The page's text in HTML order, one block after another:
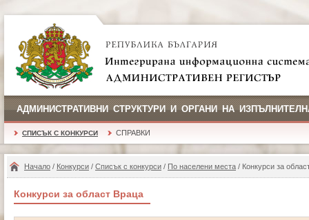
АДМИНИСТРАТИВНИ СТРУКТУРИ И ОРГАНИ НА
СПИСЪК С КОНКУРСИ СПРАВКИ
Начало / Конкурси / Списък с конкурси / По населени места / Конкурси за
Конкурси за област Враца